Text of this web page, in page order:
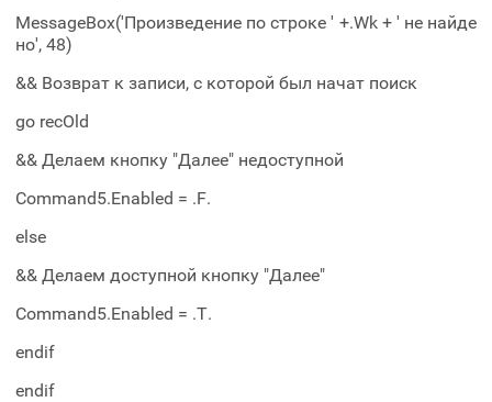
MessageBox('Произведение по строке ' +.Wk + ' не найде
но', 48)
&& Возврат к записи, с которой был начат поиск
go recOld
&& Делаем кнопку "Далее" недоступной
Command5.Enabled = .F.
else
&& Делаем доступной кнопку "Далее"
Command5.Enabled = .T.
endif
endif